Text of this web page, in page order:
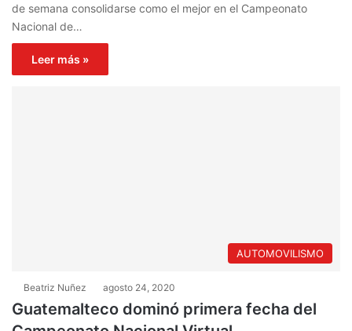
de semana consolidarse como el mejor en el Campeonato
Nacional de…
Leer más »
AUTOMOVILISMO
Beatriz Nuñez agosto 24, 2020
Guatemalteco dominó primera fecha del